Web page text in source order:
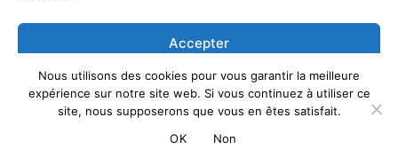
Accepter
Refuser
Voir les préférences
Copyright © 2026 Albanie | Powered by Thème WordPress Astra
Nous utilisons des cookies pour vous garantir la meilleure
expérience sur notre site web. Si vous continuez à utiliser ce
site, nous supposerons que vous en êtes satisfait.
OK
Non